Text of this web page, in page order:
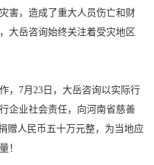
害，造成了重大人员伤亡和财
大岳咨询始终关注着受灾地区
，7月23日，大岳咨询以实际行
企业社会责任，向河南省慈善
赠人民币五十万元整，为当地应
！